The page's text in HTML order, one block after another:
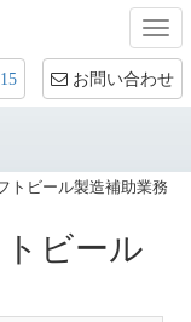
お問い合わせ
トビール製造補助業務
ビール